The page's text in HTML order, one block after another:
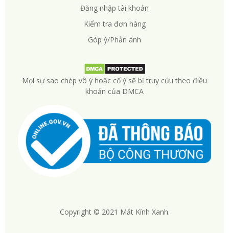
Đăng nhập tài khoản
Kiểm tra đơn hàng
Góp ý/Phản ánh
Mọi sự sao chép vô ý hoặc cố ý sẽ bị truy cứu theo điều
khoản của DMCA
Copyright © 2021 Mắt Kính Xanh.